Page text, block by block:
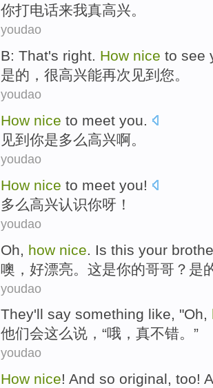
你打电话来我真高兴。
youdao
B: That's right. How nice to see
是的 ，很高兴能再次 见到 您。
youdao
How nice to meet you.
见到 你是多么高兴啊。
youdao
How nice to meet you!
多么高兴认识你呀！
youdao
Oh how nice Is this your
噢 ， 好漂亮。 这是你的哥哥 ？是
youdao
They'll say something like, "Oh,
他们会这么说 ，“哦 ，真不错。”
youdao
How nice! And so original, too!